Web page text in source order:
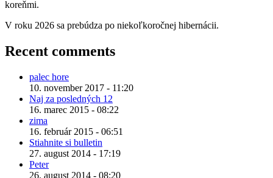
koreňmi.
V roku 2026 sa prebúdza po niekoľkoročnej hibernácii.
Recent comments
palec hore
10. november 2017 - 11:20
Naj za posledných 12
16. marec 2015 - 08:22
zima
16. február 2015 - 06:51
Stiahnite si bulletin
27. august 2014 - 17:19
Peter
26. august 2014 - 08:20